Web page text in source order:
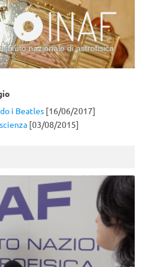
nazionale di astrofisica
i Beatles [16/06/2017]
[03/08/2015]